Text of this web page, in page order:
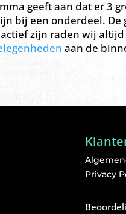
geeft aan dat er 3
bij een onderdeel. De
zijn raden wij
aan de
Privacy